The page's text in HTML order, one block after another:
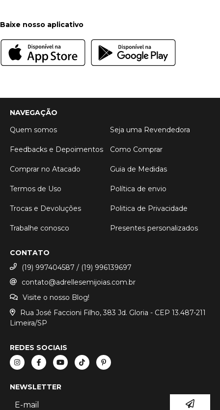
Baixe nosso aplicativo
NAVEGAÇÃO
Quem somos
Seja uma Revendedora
Feedbacks e Depoimentos Como Comprar
Comprar no Atacado Guia de Medidas
Termos de Uso Política de envio
Trocas e Devoluções Politica de Privacidade
Trabalhe conosco Presentes personalizados
CONTATO
(19) 997404587 / (19) 996139697
contato@adrellesemijoias.com.br
Visite o nosso Blog!
Rua José Faccioni Filho, 383 Jd. Gloria - CEP 13.487-211
Limeira/SP
REDES SOCIAIS
NEWSLETTER